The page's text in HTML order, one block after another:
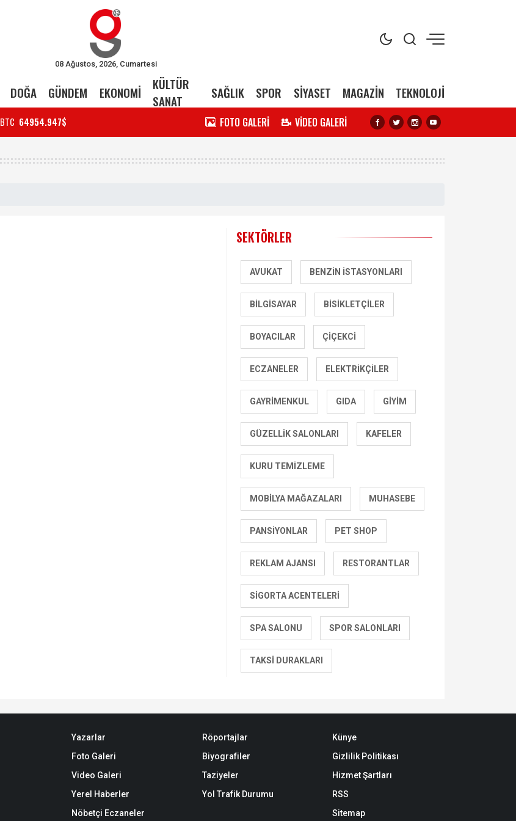
08 Ağustos, 2026, Cumartesi
DOĞA GÜNDEM EKONOMİ
KÜLTÜR
SANAT
SAĞLIK SPOR SİYASET MAGAZİN TEKNOLOJİ
BTC 64954.947$ FOTO GALERİ VİDEO GALERİ
SEKTÖRLER
AVUKAT BENZIN İSTASYONLARI
BILGISAYAR BISIKLETÇILER
BOYACILAR ÇIÇEKCI
ECZANELER ELEKTRIKÇILER
GAYRIMENKUL GIDA GIYIM
GÜZELLIK SALONLARI KAFELER
KURU TEMIZLEME
MOBILYA MAĞAZALARI MUHASEBE
PANSIYONLAR PET SHOP
REKLAM AJANSI RESTORANTLAR
SIGORTA ACENTELERI
SPA SALONU SPOR SALONLARI
TAKSI DURAKLARI
Yazarlar
Foto Galeri
Video Galeri
Yerel Haberler
Nöbetçi Eczaneler
Röportajlar
Biyografiler
Taziyeler
Yol Trafik Durumu
Künye
Gizlilik Politikası
Hizmet Şartları
RSS
Sitemap